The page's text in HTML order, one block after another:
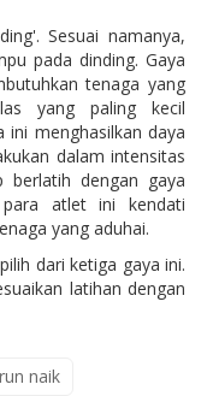
Sesuai namanya,
pada dinding. Gaya
tenaga yang
yang paling kecil
ini menghasilkan daya
dalam intensitas
dengan gaya
atlet ini kendati
yang aduhai.
dari ketiga gaya ini.
latihan dengan
naik